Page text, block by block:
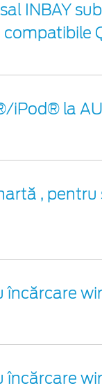
INBAY
iPod® la
, pentru
încărcare